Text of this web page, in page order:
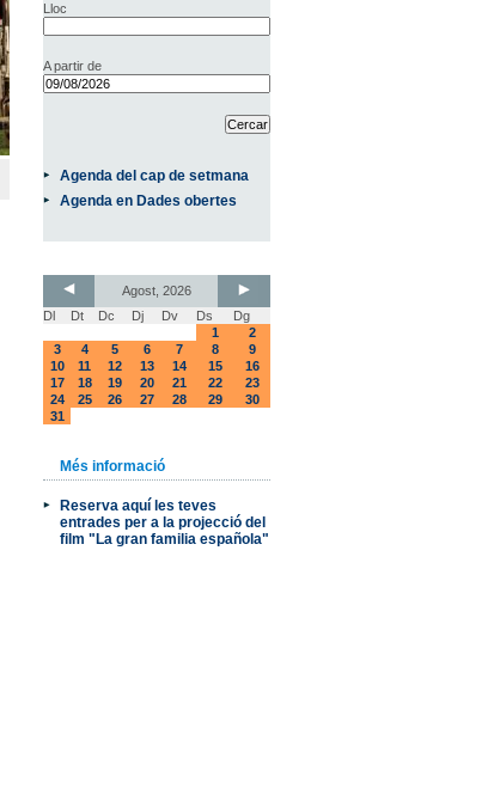
Lloc
A partir de
Agenda del cap de setmana
Agenda en Dades obertes
Agost, 2026
Dl
Dt Dc Dj Dv Ds
Dg
1
2
3
4 5 6 7 8
9
10
11 12 13 14 15
16
17
18 19 20 21 22
23
24
25 26 27 28 29
30
31
Més informació
Reserva aquí les teves
entrades per a la projecció del
film "La gran familia española"